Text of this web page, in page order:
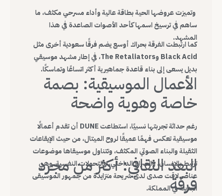
وتميزت عروضها الحية بطاقة عالية وأداء مسرحي مكثف، ما
ساهم في ترسيخ اسمها كأحد الأصوات الصاعدة في هذا
المشهد.
كما ارتبطت الفرقة بحراك أوسع يضم فرقًا سعودية أخرى مثل
Black Acid وThe Retaliators، في إطار مشهد موسيقي
بديل يسعى إلى بناء قاعدة جماهيرية أكثر اتساعًا وتماسكًا.
الأعمال الموسيقية: بصمة
خاصة وهوية واضحة
رغم حداثة تجربتها نسبيًا، استطاعت DUNE أن تقدم أعمالًا
موسيقية تعكس فهمًا عميقًا لروح الميتال، من حيث الإيقاعات
الثقيلة والبناء الصوتي المكثف، وتتناول موسيقاها موضوعات
ترتبط بالإنسان، والصراع الداخلي، والتحولات النفسية، وهي
عناصر لاقت صدى لدى شريحة متزايدة من جمهور الموسيقى
البديلة في المملكة.
البعد الثقافي: أكثر من مجرد
فرقة